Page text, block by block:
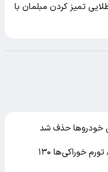
تمیز کردن مبلمان با
خودروها حذف شد
سفره کارگران دیگر جایی برای گرانی ندارد / تورم خوراکی‌ها ۱۳۰